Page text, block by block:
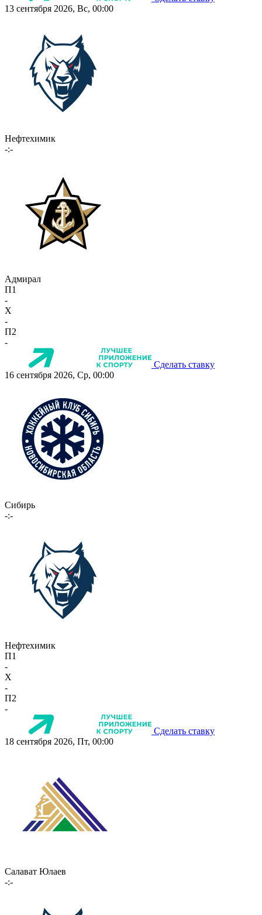
13 сентября 2026, Вс, 00:00
Нефтехимик
-:-
Адмирал
П1
-
X
-
П2
-
Сделать ставку
16 сентября 2026, Ср, 00:00
Сибирь
-:-
Нефтехимик
П1
-
X
-
П2
-
Сделать ставку
18 сентября 2026, Пт, 00:00
Салават Юлаев
-:-